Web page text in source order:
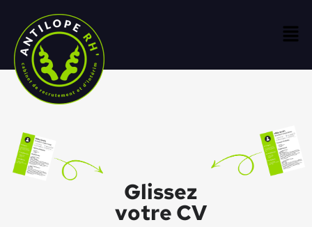
Glissez
votre CV